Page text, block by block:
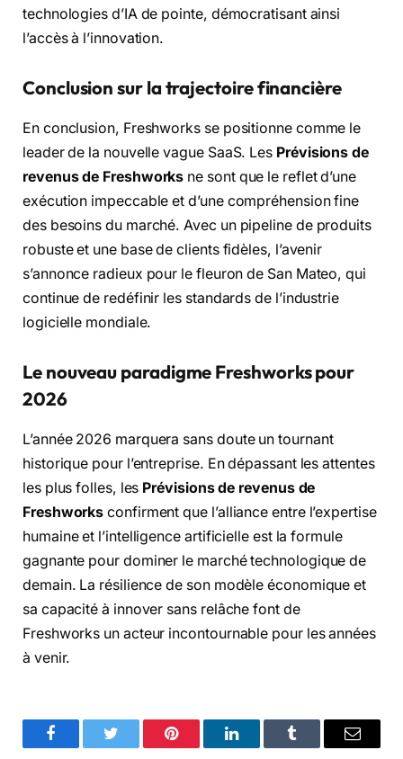
technologies d’IA de pointe, démocratisant ainsi
l’accès à l’innovation.
Conclusion sur la trajectoire financière
En conclusion, Freshworks se positionne comme le
leader de la nouvelle vague SaaS. Les Prévisions de
revenus de Freshworks ne sont que le reflet d’une
exécution impeccable et d’une compréhension fine
des besoins du marché. Avec un pipeline de produits
robuste et une base de clients fidèles, l’avenir
s’annonce radieux pour le fleuron de San Mateo, qui
continue de redéfinir les standards de l’industrie
logicielle mondiale.
Le nouveau paradigme Freshworks pour
2026
L’année 2026 marquera sans doute un tournant
historique pour l’entreprise. En dépassant les attentes
les plus folles, les Prévisions de revenus de
Freshworks confirment que l’alliance entre l’expertise
humaine et l’intelligence artificielle est la formule
gagnante pour dominer le marché technologique de
demain. La résilience de son modèle économique et
sa capacité à innover sans relâche font de
Freshworks un acteur incontournable pour les années
à venir.
FacebookTwitter Pinterest LinkedInTumblr Email